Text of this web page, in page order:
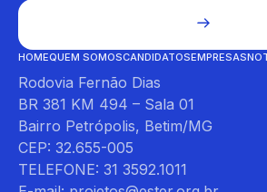
HOMEQUEM SOMOSCANDIDATOSEMPRESAS
Rodovia Fernão Dias
BR 381 KM 494 – Sala 01
Bairro Petrópolis, Betim/MG
CEP: 32.655-005
TELEFONE: 31 3592.1011